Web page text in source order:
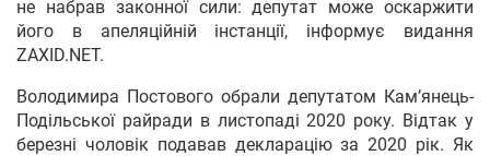
не набрав законної сили: депутат може оскаржити
його в апеляційній інстанції, інформує видання
ZAXID.NET.
Володимира Постового обрали депутатом Кам’янець-
Подільської райради в листопаді 2020 року. Відтак у
березні чоловік подавав декларацію за 2020 рік. Як